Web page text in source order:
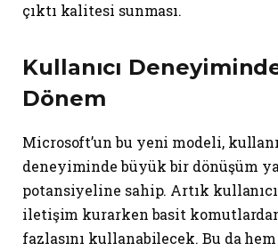
çıktı kalitesi sunması.
Kullanıcı
Dönem
Microsoft’un bu yeni modeli,
deneyiminde büyük bir dönüşüm
potansiyeline sahip. Artık
iletişim kurarken basit
fazlasını kullanabilecek. Bu da hem